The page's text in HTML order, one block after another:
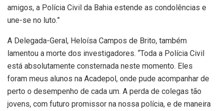
amigos, a Polícia Civil da Bahia estende as condolências e
une-se no luto.”
A Delegada-Geral, Heloísa Campos de Brito, também
lamentou a morte dos investigadores. “Toda a Polícia Civil
está absolutamente consternada neste momento. Eles
foram meus alunos na Acadepol, onde pude acompanhar de
perto o desempenho de cada um. A perda de colegas tão
jovens, com futuro promissor na nossa polícia, e de maneira